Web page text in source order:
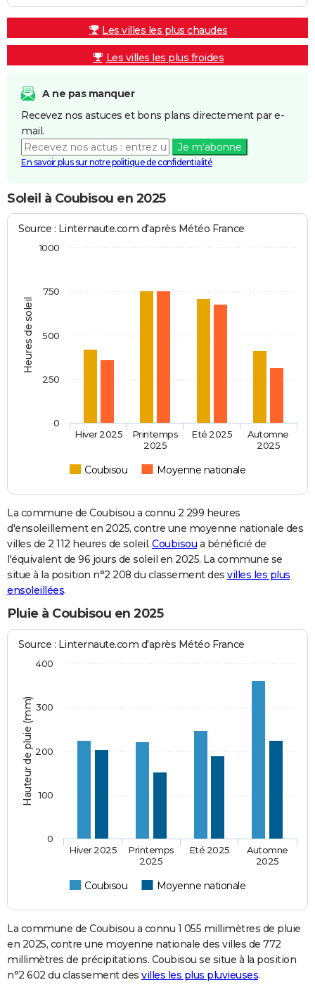
Les villes les plus chaudes
Les villes les plus froides
A ne pas manquer
Recevez nos astuces et bons plans directement par e-
mail.
Je m'abonne
En savoir plus sur notre politique de confidentialité
Soleil à Coubisou en 2025
Heures de soleil
Source : Linternaute.com d'après Météo France
Coubisou Moyenne nationale
Hiver 2025
Printemps
2025
Eté 2025
Automne
2025
0
250
500
750
1000
La commune de Coubisou a connu 2 299 heures
d'ensoleillement en 2025, contre une moyenne nationale des
villes de 2 112 heures de soleil. Coubisou a bénéficié de
l'équivalent de 96 jours de soleil en 2025. La commune se
situe à la position n°2 208 du classement des villes les plus
ensoleillées.
Pluie à Coubisou en 2025
Hauteur de pluie (mm)
Source : Linternaute.com d'après Météo France
Coubisou Moyenne nationale
Hiver 2025
Printemps
2025
Eté 2025
Automne
2025
0
100
200
300
400
La commune de Coubisou a connu 1 055 millimètres de pluie
en 2025, contre une moyenne nationale des villes de 772
millimètres de précipitations. Coubisou se situe à la position
n°2 602 du classement des villes les plus pluvieuses.